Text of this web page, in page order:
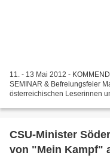
11. - 13 Mai 2012 -
SEMINAR & Befreiungsfeier
österreichischen Leserinnen
CSU-Minister
von "Mein Kampf"